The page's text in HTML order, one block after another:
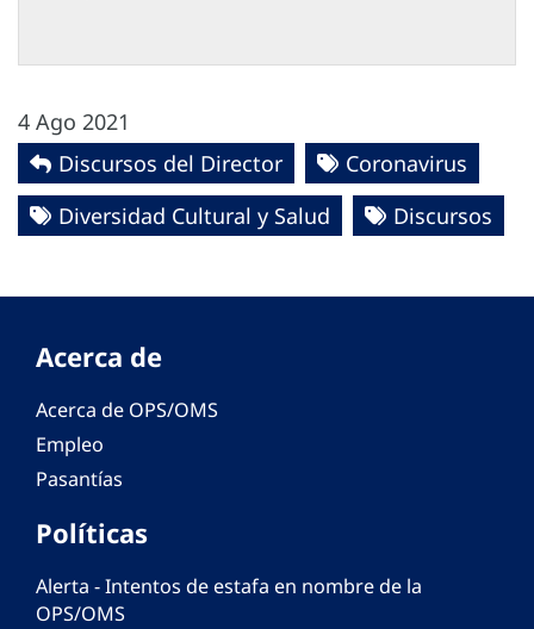
4 Ago 2021
Discursos del Director
Coronavirus
Diversidad Cultural y Salud
Discursos
Acerca de
Acerca de OPS/OMS
Empleo
Pasantías
Políticas
Alerta - Intentos de estafa en nombre de la
OPS/OMS